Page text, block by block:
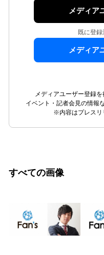
メディア
既に登録
メディア
メディアユーザー登録
イベント・記者会見の情報
※内容はプレスリ
すべての画像